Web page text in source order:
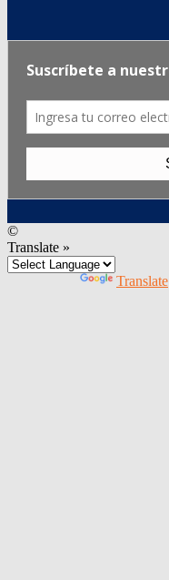
©
Translate »
Translate